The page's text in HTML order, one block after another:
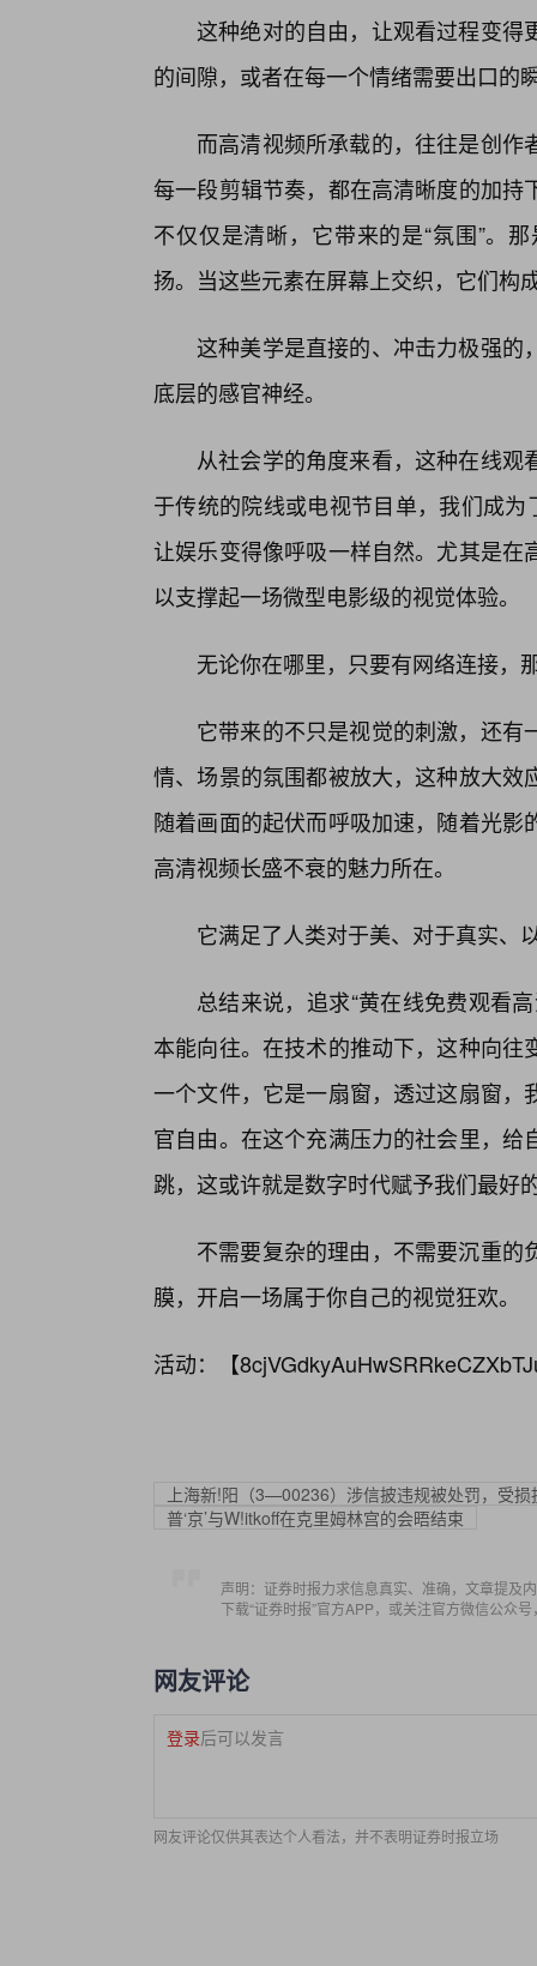
这种绝对的自由，让观看过程变
的间隙，或者在每一个情绪需要出口的
而高清视频所承载的，往往是创
每一段剪辑节奏，都在高清晰度的加
不仅仅是清晰，它带来的是“氛围”。
扬。当这些元素在屏幕上交织，它们构
这种美学是直接的、冲击力极强
底层的感官神经。
从社会学的角度来看，这种在线
于传统的院线或电视节目单，我们成
让娱乐变得像呼吸一样自然。尤其是
以支撑起一场微型电影级的视觉体验。
无论你在哪里，只要有网络连接，
它带来的不只是视觉的刺激，还
情、场景的氛围都被放大，这种放大
随着画面的起伏而呼吸加速，随着光
高清视频长盛不衰的魅力所在。
它满足了人类对于美、对于真实、
总结来说，追求“黄在线免费观看
本能向往。在技术的推动下，这种向
一个文件，它是一扇窗，透过这扇窗
官自由。在这个充满压力的社会里，
跳，这或许就是数字时代赋予我们最好
不需要复杂的理由，不需要沉重
膜，开启一场属于你自己的视觉狂欢。
活动：【
上海新!阳（3—00236）涉信披违规被处罚，受
普‘京’与W!itkoff在克里姆林宫的会晤结束
声明：证券时报力求信息真实、准确，文章提及
下载“证券时报”官方APP，或关注官方微信公众
网友评论
登录后可以发言
网友评论仅供其表达个人看法，并不表明证券时报立场